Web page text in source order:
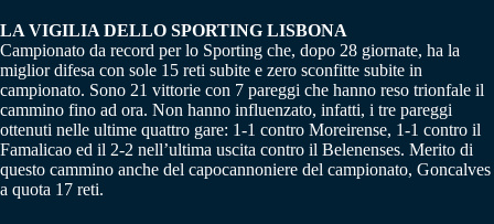
LA VIGILIA DELLO SPORTING LISBONA
Campionato da record per lo Sporting che, dopo 28 giornate, ha la
miglior difesa con sole 15 reti subite e zero sconfitte subite in
campionato. Sono 21 vittorie con 7 pareggi che hanno reso trionfale il
cammino fino ad ora. Non hanno influenzato, infatti, i tre pareggi
ottenuti nelle ultime quattro gare: 1-1 contro Moreirense, 1-1 contro il
Famalicao ed il 2-2 nell’ultima uscita contro il Belenenses. Merito di
questo cammino anche del capocannoniere del campionato, Goncalves
a quota 17 reti.